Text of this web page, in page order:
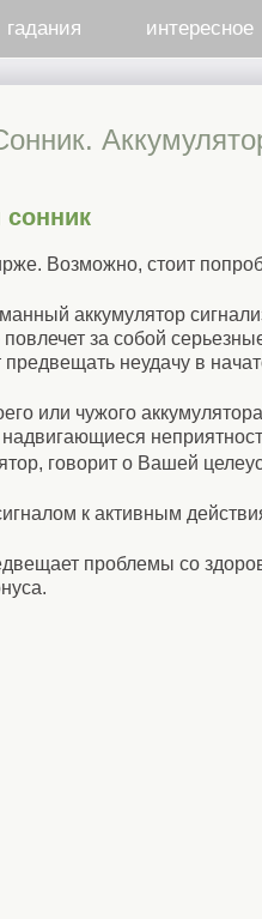
гадания интересное
Возможно, стоит
аккумулятор
за собой
неудачу в
или чужого
говорит о Вашей
к активным
проблемы со